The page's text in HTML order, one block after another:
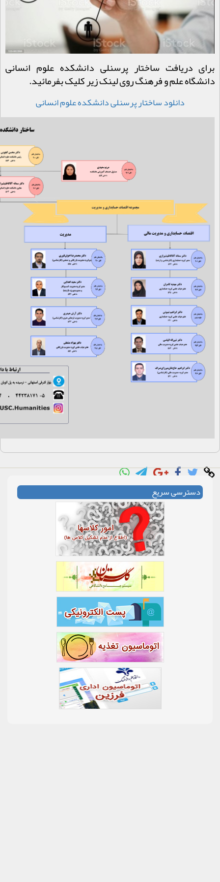
برای دریافت ساختار پرسنلی دانشکده علوم انسانی
دانشگاه علم و فرهنگ روی لینک زیر کلیک بفرمائید.
دانلود ساختار پرسنلی دانشکده علوم انسانی
دسترسی سریع